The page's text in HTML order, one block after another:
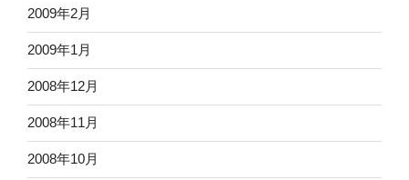
2009年2月
2009年1月
2008年12月
2008年11月
2008年10月